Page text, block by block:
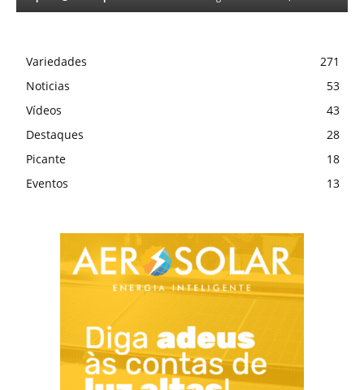
Variedades
271
Noticias
53
Vídeos
43
Destaques
28
Picante
18
Eventos
13